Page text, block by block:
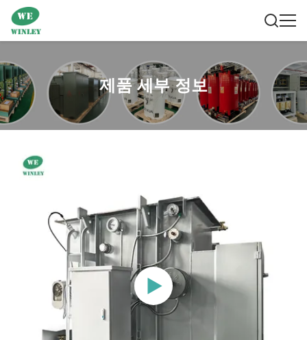
제품 세부 정보